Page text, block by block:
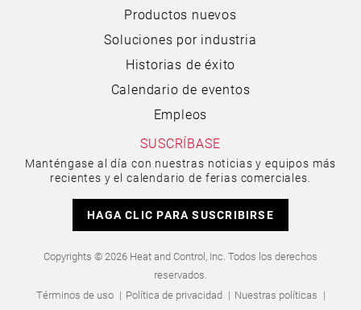
Productos nuevos
Soluciones por industria
Historias de éxito
Calendario de eventos
Empleos
SUSCRÍBASE
Manténgase al día con nuestras noticias y equipos más
recientes y el calendario de ferias comerciales.
HAGA CLIC PARA SUSCRIBIRSE
Copyrights © 2026 Heat and Control, Inc. Todos los derechos
reservados.
Términos de uso
Política de privacidad
Nuestras políticas